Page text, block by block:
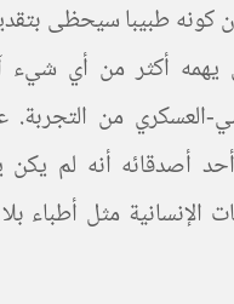
كونه طبيبا سيحظى
يهمه أكثر من أي شيء
العسكري من التجربة.
أصدقائه أنه لم يكن
الإنسانية مثل أطباء